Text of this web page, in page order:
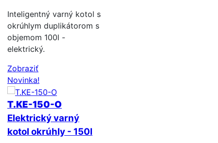
Inteligentný varný kotol s
okrúhlym duplikátorom s
objemom 100l -
elektrický.
Zobraziť
Novinka!
T.KE-150-O
Elektrický varný
kotol okrúhly - 150l